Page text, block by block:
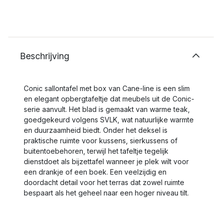
Beschrijving
Conic sallontafel met box van Cane-line is een slim
en elegant opbergtafeltje dat meubels uit de Conic-
serie aanvult. Het blad is gemaakt van warme teak,
goedgekeurd volgens SVLK, wat natuurlijke warmte
en duurzaamheid biedt. Onder het deksel is
praktische ruimte voor kussens, sierkussens of
buitentoebehoren, terwijl het tafeltje tegelijk
dienstdoet als bijzettafel wanneer je plek wilt voor
een drankje of een boek. Een veelzijdig en
doordacht detail voor het terras dat zowel ruimte
bespaart als het geheel naar een hoger niveau tilt.